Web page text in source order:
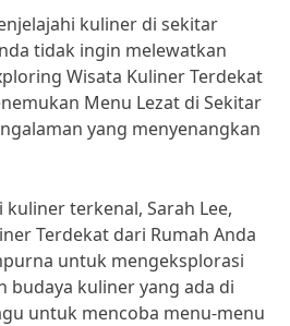
kuliner di sekitar
tidak ingin melewatkan
Wisata Kuliner Terdekat
Menu Lezat di Sekitar
yang menyenangkan
terkenal, Sarah Lee,
Terdekat dari Rumah Anda
untuk mengeksplorasi
budaya kuliner yang ada di
untuk mencoba menu-menu